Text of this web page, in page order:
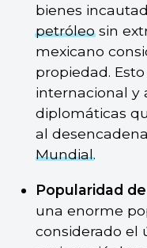
bienes
petróleosin
mexicano
propiedad.
internacional y
diplomáticas
al
Mundial.
Popularidad
una enorme
considerado el